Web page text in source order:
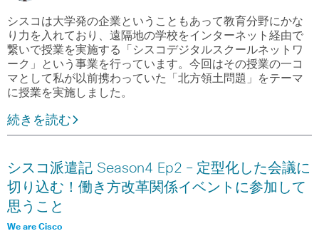
シスコは大学発の企業ということもあって教育分野にかな
り力を入れており、遠隔地の学校をインターネット経由で
繋いで授業を実施する「シスコデジタルスクールネットワ
ーク」という事業を行っています。今回はその授業の一コ
マとして私が以前携わっていた「北方領土問題」をテーマ
に授業を実施しました。
続きを読む
シスコ派遣記 Season4 Ep2 – 定型化した会議に
切り込む！働き方改革関係イベントに参加して
思うこと
We are Cisco